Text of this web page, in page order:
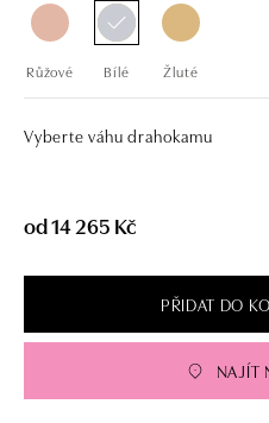
Růžové Bílé Žluté
Vyberte váhu drahokamu
od 14 265 Kč
PŘIDAT DO
NAJÍT